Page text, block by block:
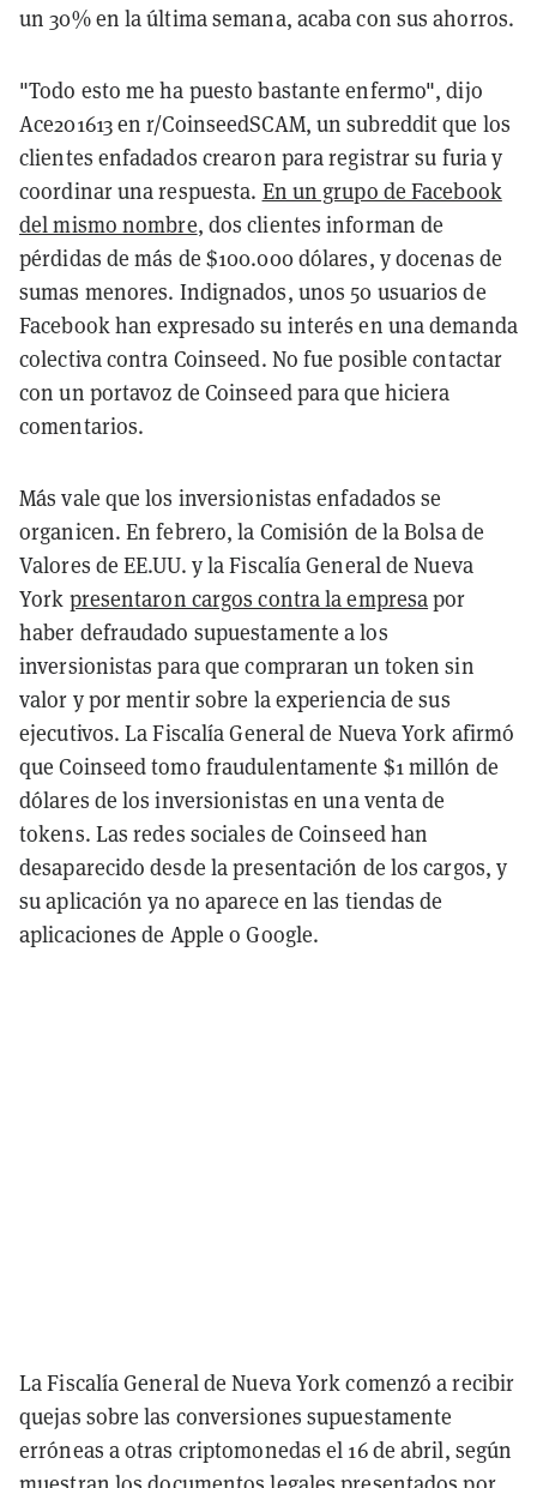
un 30% en la última semana, acaba con sus ahorros.
"Todo esto me ha puesto bastante enfermo", dijo
Ace201613 en r/CoinseedSCAM, un subreddit que los
clientes enfadados crearon para registrar su furia y
coordinar una respuesta. En un grupo de Facebook
del mismo nombre, dos clientes informan de
pérdidas de más de $100.000 dólares, y docenas de
sumas menores. Indignados, unos 50 usuarios de
Facebook han expresado su interés en una demanda
colectiva contra Coinseed. No fue posible contactar
con un portavoz de Coinseed para que hiciera
comentarios.
Más vale que los inversionistas enfadados se
organicen. En febrero, la Comisión de la Bolsa de
Valores de EE.UU. y la Fiscalía General de Nueva
York presentaron cargos contra la empresapor
haber defraudado supuestamente a los
inversionistas para que compraran un token sin
valor y por mentir sobre la experiencia de sus
ejecutivos. La Fiscalía General de Nueva York afirmó
que Coinseed tomo fraudulentamente $1 millón de
dólares de los inversionistas en una venta de
tokens. Las redes sociales de Coinseed han
desaparecido desde la presentación de los cargos, y
su aplicación ya no aparece en las tiendas de
aplicaciones de Apple o Google.
La Fiscalía General de Nueva York comenzó a recibir
quejas sobre las conversiones supuestamente
erróneas a otras criptomonedas el 16 de abril, según